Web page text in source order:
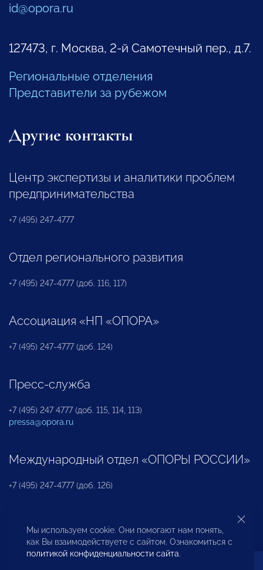
id@opora.ru
127473, г. Москва, 2-й Самотечный пер., д.7.
Региональные отделения
Представители за рубежом
Другие контакты
Центр экспертизы и аналитики проблем
предпринимательства
+7 (495) 247-4777
Отдел регионального развития
+7 (495) 247-4777 (доб. 116, 117)
Ассоциация «НП «ОПОРА»
+7 (495) 247-4777 (доб. 124)
Пресс-служба
+7 (495) 247 4777 (доб. 115, 114, 113)
pressa@opora.ru
Международный отдел «ОПОРЫ РОССИИ»
+7 (495) 247-4777 (доб. 126)
Бюро по защите прав предпринимателей и
инвесторов
Мы используем cookie. Они помогают нам понять,
как Вы взаимодействуете с сайтом. Ознакомиться с
политикой конфиденциальности сайта.